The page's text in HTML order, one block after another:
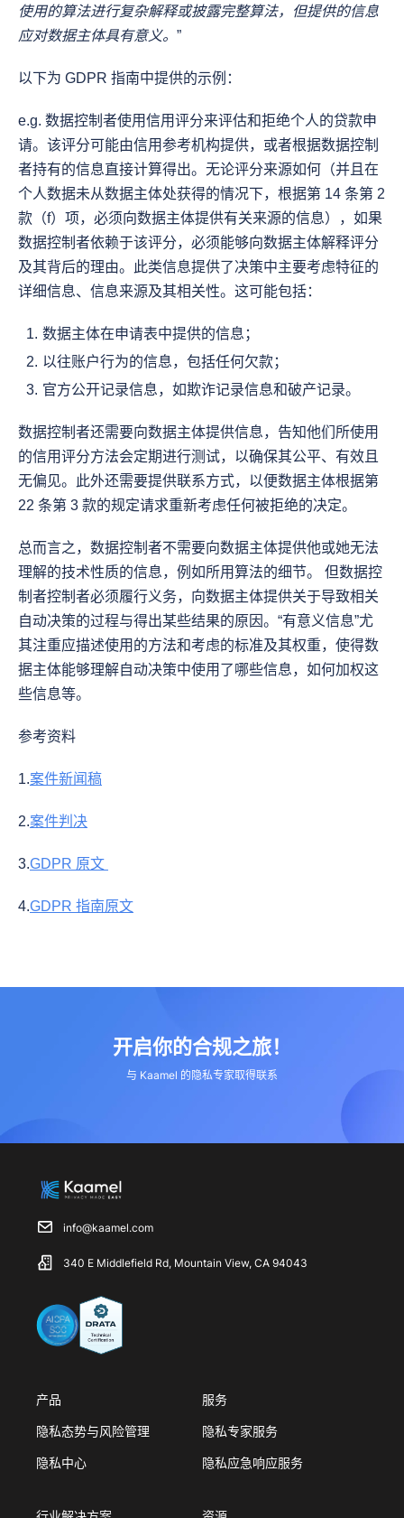
使用的算法进行复杂解释或披露完整算法，但提供的信息
应对数据主体具有意义。 ”
以下为 GDPR 指南中提供的示例：
e.g. 数据控制者使用信用评分来评估和拒绝个人的贷款申
请。该评分可能由信用参考机构提供，或者根据数据控制
者持有的信息直接计算得出。无论评分来源如何（并且在
个人数据未从数据主体处获得的情况下，根据第 14 条第 2
款（f）项，必须向数据主体提供有关来源的信息），如果
数据控制者依赖于该评分，必须能够向数据主体解释评分
及其背后的理由。此类信息提供了决策中主要考虑特征的
详细信息、信息来源及其相关性。这可能包括：
数据主体在申请表中提供的信息；
以往账户行为的信息，包括任何欠款；
官方公开记录信息，如欺诈记录信息和破产记录。
数据控制者还需要向数据主体提供信息，告知他们所使用
的信用评分方法会定期进行测试，以确保其公平、有效且
无偏见。此外还需要提供联系方式，以便数据主体根据第
22 条第 3 款的规定请求重新考虑任何被拒绝的决定。
总而言之，数据控制者不需要向数据主体提供他或她无法
理解的技术性质的信息，例如所用算法的细节。 但数据控
制者控制者必须履行义务，向数据主体提供关于导致相关
自动决策的过程与得出某些结果的原因。“有意义信息”尤
其注重应描述使用的方法和考虑的标准及其权重，使得数
据主体能够理解自动决策中使用了哪些信息，如何加权这
些信息等。
参考资料
1.案件新闻稿
2.案件判决
3.GDPR 原文
4.GDPR 指南原文
开启你的合规之旅！
与 Kaamel 的隐私专家取得联系
info@kaamel.com
340 E Middlefield Rd, Mountain View, CA 94043
产品
隐私态势与风险管理
隐私中心
服务
隐私专家服务
隐私应急响应服务